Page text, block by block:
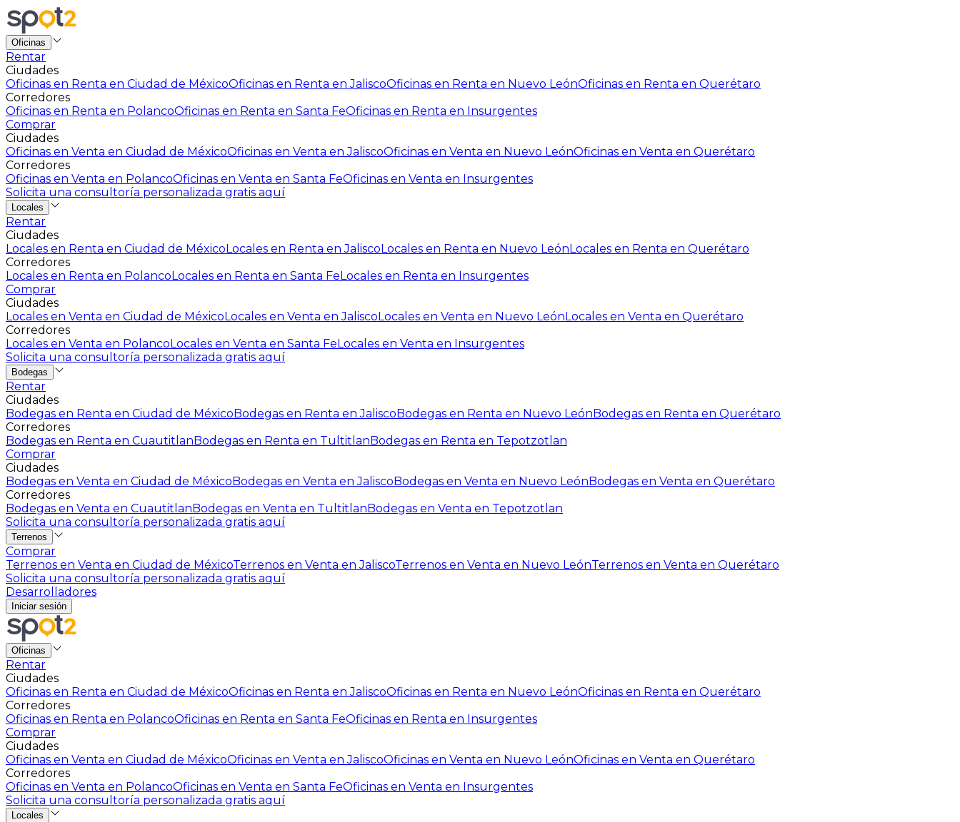
Oficinas
Rentar
Ciudades
Oficinas en Renta en Ciudad de MéxicoOficinas en Renta en JaliscoOficinas en Renta en Nuevo LeónOficinas en Renta en Querétaro
Corredores
Oficinas en Renta en PolancoOficinas en Renta en Santa FeOficinas en Renta en Insurgentes
Comprar
Ciudades
Oficinas en Venta en Ciudad de MéxicoOficinas en Venta en JaliscoOficinas en Venta en Nuevo LeónOficinas en Venta en Querétaro
Corredores
Oficinas en Venta en PolancoOficinas en Venta en Santa FeOficinas en Venta en Insurgentes
Solicita una consultoría personalizada gratis aquí
Locales
Rentar
Ciudades
Locales en Renta en Ciudad de MéxicoLocales en Renta en JaliscoLocales en Renta en Nuevo LeónLocales en Renta en Querétaro
Corredores
Locales en Renta en PolancoLocales en Renta en Santa FeLocales en Renta en Insurgentes
Comprar
Ciudades
Locales en Venta en Ciudad de MéxicoLocales en Venta en JaliscoLocales en Venta en Nuevo LeónLocales en Venta en Querétaro
Corredores
Locales en Venta en PolancoLocales en Venta en Santa FeLocales en Venta en Insurgentes
Solicita una consultoría personalizada gratis aquí
Bodegas
Rentar
Ciudades
Bodegas en Renta en Ciudad de MéxicoBodegas en Renta en JaliscoBodegas en Renta en Nuevo LeónBodegas en Renta en Querétaro
Corredores
Bodegas en Renta en CuautitlanBodegas en Renta en TultitlanBodegas en Renta en Tepotzotlan
Comprar
Ciudades
Bodegas en Venta en Ciudad de MéxicoBodegas en Venta en JaliscoBodegas en Venta en Nuevo LeónBodegas en Venta en Querétaro
Corredores
Bodegas en Venta en CuautitlanBodegas en Venta en TultitlanBodegas en Venta en Tepotzotlan
Solicita una consultoría personalizada gratis aquí
Terrenos
Comprar
Terrenos en Venta en Ciudad de MéxicoTerrenos en Venta en JaliscoTerrenos en Venta en Nuevo LeónTerrenos en Venta en Querétaro
Solicita una consultoría personalizada gratis aquí
Desarrolladores
Iniciar sesión
Oficinas
Rentar
Ciudades
Oficinas en Renta en Ciudad de MéxicoOficinas en Renta en JaliscoOficinas en Renta en Nuevo LeónOficinas en Renta en Querétaro
Corredores
Oficinas en Renta en PolancoOficinas en Renta en Santa FeOficinas en Renta en Insurgentes
Comprar
Ciudades
Oficinas en Venta en Ciudad de MéxicoOficinas en Venta en JaliscoOficinas en Venta en Nuevo LeónOficinas en Venta en Querétaro
Corredores
Oficinas en Venta en PolancoOficinas en Venta en Santa FeOficinas en Venta en Insurgentes
Solicita una consultoría personalizada gratis aquí
Locales